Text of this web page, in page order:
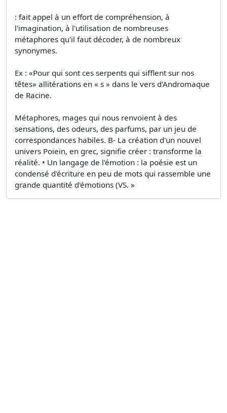
: fait appel à un effort de compréhension, à
l'imagination, à l'utilisation de nombreuses
métaphores qu'il faut décoder, à de nombreux
synonymes.
Ex : «Pour qui sont ces serpents qui sifflent sur nos
têtes» allitérations en « s » dans le vers d'Andromaque
de Racine.
Métaphores, mages qui nous renvoient à des
sensations, des odeurs, des parfums, par un jeu de
correspondances habiles. B- La création d'un nouvel
univers Poiein, en grec, signifie créer : transforme la
réalité. • Un langage de l'émotion : la poésie est un
condensé d'écriture en peu de mots qui rassemble une
grande quantité d'émotions (VS. »